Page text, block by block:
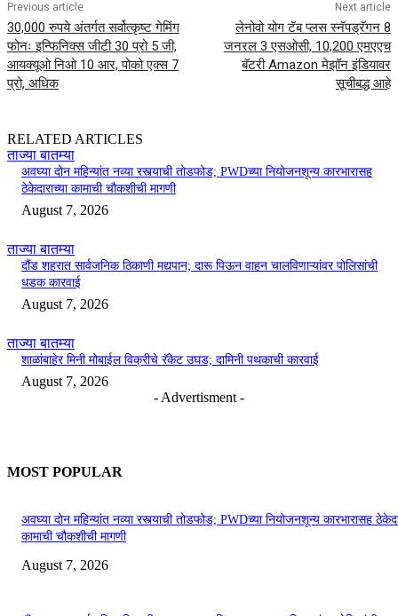
Previous article
30,000 रुपये अंतर्गत सर्वोत्कृष्ट गेमिंग
फोनः इन्फिनिक्स जीटी 30 प्रो 5 जी,
आयक्यूओ निओ 10 आर, पोको एक्स 7
प्रो, अधिक
Next article
लेनोवो योग टॅब प्लस स्नॅपड्रॅगन 8
जनरल 3 एसओसी, 10,200 एमएएच
बॅटरी Amazon मेझॉन इंडियावर
सूचीबद्ध आहे
RELATED ARTICLES
ताज्या बातम्या
अवघ्या दोन महिन्यांत नव्या रस्त्याची तोडफोड; PWDच्या नियोजनशून्य कारभारासह
ठेकेदाराच्या कामाची चौकशीची मागणी
August 7, 2026
ताज्या बातम्या
दौंड शहरात सार्वजनिक ठिकाणी मद्यपान; दारू पिऊन वाहन चालविणाऱ्यांवर पोलिसांची
धडक कारवाई
August 7, 2026
ताज्या बातम्या
शाळांबाहेर मिनी मोबाईल विक्रीचे रॅकेट उघड; दामिनी पथकाची कारवाई
August 7, 2026
- Advertisment -
MOST POPULAR
अवघ्या दोन महिन्यांत नव्या रस्त्याची तोडफोड; PWDच्या नियोजनशून्य कारभारासह
कामाची चौकशीची मागणी
August 7, 2026